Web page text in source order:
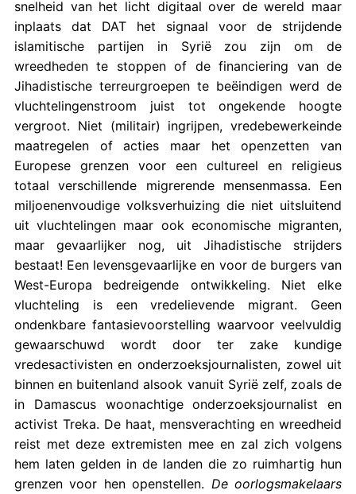
snelheid van het licht digitaal over de wereld maar
inplaats dat DAT het signaal voor de strijdende
islamitische partijen in Syrië zou zijn om de
wreedheden te stoppen of de financiering van de
Jihadistische terreurgroepen te beëindigen werd de
vluchtelingenstroom juist tot ongekende hoogte
vergroot. Niet (militair) ingrijpen, vredebewerkeinde
maatregelen of acties maar het openzetten van
Europese grenzen voor een cultureel en religieus
totaal verschillende migrerende mensenmassa. Een
miljoenenvoudige volksverhuizing die niet uitsluitend
uit vluchtelingen maar ook economische migranten,
maar gevaarlijker nog, uit Jihadistische strijders
bestaat! Een levensgevaarlijke en voor de burgers van
West-Europa bedreigende ontwikkeling. Niet elke
vluchteling is een vredelievende migrant. Geen
ondenkbare fantasievoorstelling waarvoor veelvuldig
gewaarschuwd wordt door ter zake kundige
vredesactivisten en onderzoeksjournalisten, zowel uit
binnen en buitenland alsook vanuit Syrië zelf, zoals de
in Damascus woonachtige onderzoeksjournalist en
activist Treka. De haat, mensverachting en wreedheid
reist met deze extremisten mee en zal zich volgens
hem laten gelden in de landen die zo ruimhartig hun
grenzen voor hen openstellen. De oorlogsmakelaars